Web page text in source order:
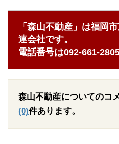
「森山不動産」は福岡
連会社です。
電話番号は092-661-
森山不動産についてのコ
(0)件あります。